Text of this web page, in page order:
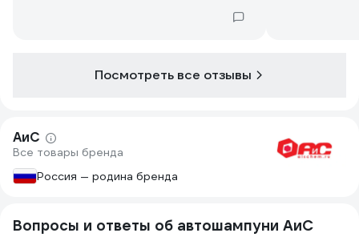
Посмотреть все отзывы
АиС
Все товары бренда
Россия — родина бренда
Вопросы и ответы об автошампуни АиС